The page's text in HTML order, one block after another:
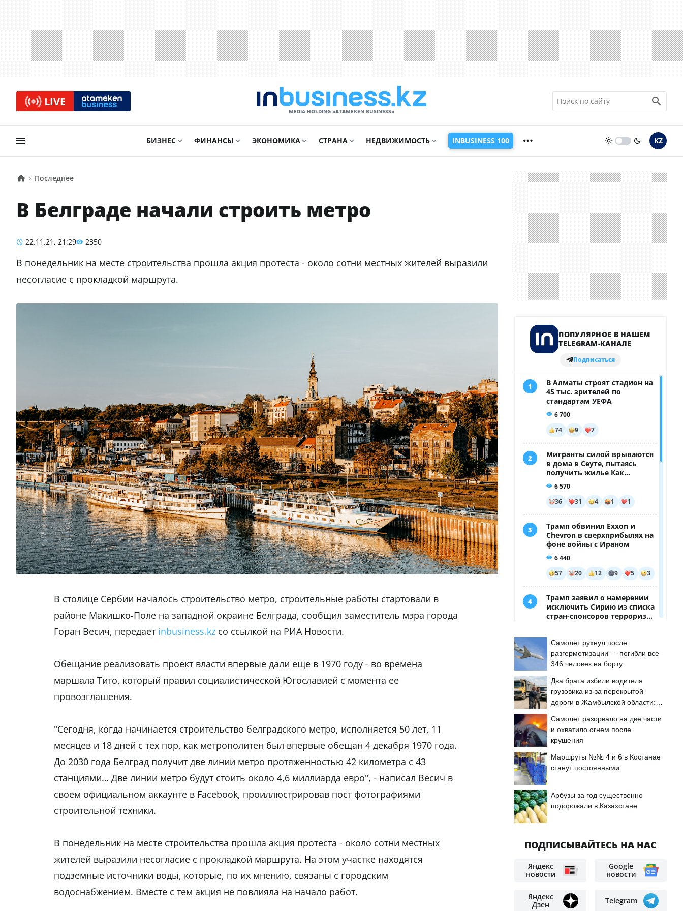
LIVE
MEDIA HOLDING «ATAMEKЕN BUSINESS»
БИЗНЕС ФИНАНСЫ ЭКОНОМИКА СТРАНА НЕДВИЖИМОСТЬ INBUSINESS 100 KZ
Последнее
В Белграде начали строить метро
22.11.21, 21:29 2350
В понедельник на месте строительства прошла акция протеста - около сотни местных жителей выразили
несогласие с прокладкой маршрута.
В столице Сербии началось строительство метро, строительные работы стартовали в
районе Макишко-Поле на западной окраине Белграда, сообщил заместитель мэра города
Горан Весич, передает inbusiness.kz со ссылкой на РИА Новости.
Обещание реализовать проект власти впервые дали еще в 1970 году - во времена
маршала Тито, который правил социалистической Югославией с момента ее
провозглашения.
"Сегодня, когда начинается строительство белградского метро, исполняется 50 лет, 11
месяцев и 18 дней с тех пор, как метрополитен был впервые обещан 4 декабря 1970 года.
До 2030 года Белград получит две линии метро протяженностью 42 километра с 43
станциями… Две линии метро будут стоить около 4,6 миллиарда евро", - написал Весич в
своем официальном аккаунте в Facebook, проиллюстрировав пост фотографиями
строительной техники.
В понедельник на месте строительства прошла акция протеста - около сотни местных
жителей выразили несогласие с прокладкой маршрута. На этом участке находятся
подземные источники воды, которые, по их мнению, связаны с городским
водоснабжением. Вместе с тем акция не повлияла на начало работ.
Самолет рухнул после
разгерметизации — погибли все
346 человек на борту
Два брата избили водителя
грузовика из-за перекрытой
дороги в Жамбылской области:
Самолет разорвало на две части
и охватило огнем после
крушения
Маршруты №№ 4 и 6 в Костанае
станут постоянными
Арбузы за год существенно
подорожали в Казахстане
ПОДПИСЫВАЙТЕСЬ НА НАС
Яндекс
новости
Google
новости
Яндекс
Дзен
Telegram